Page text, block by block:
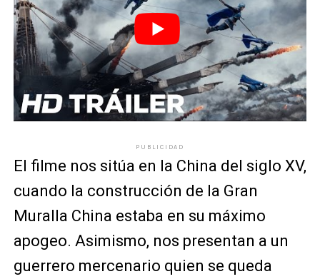
PUBLICIDAD
El filme nos sitúa en la China del siglo XV,
cuando la construcción de la Gran
Muralla China estaba en su máximo
apogeo. Asimismo, nos presentan a un
guerrero mercenario quien se queda